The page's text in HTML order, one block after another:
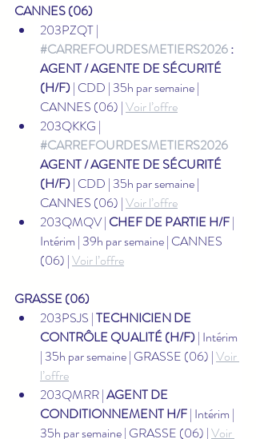
CANNES (06)
203PZQT |
#CARREFOURDESMETIERS2026 :
AGENT / AGENTE DE SÉCURITÉ
(H/F) | CDD | 35h par semaine |
CANNES (06) | Voir l’offre
203QKKG |
#CARREFOURDESMETIERS2026
AGENT / AGENTE DE SÉCURITÉ
(H/F) | CDD | 35h par semaine |
CANNES (06) | Voir l’offre
203QMQV | CHEF DE PARTIE H/F |
Intérim | 39h par semaine | CANNES
(06) | Voir l’offre
GRASSE (06)
203PSJS | TECHNICIEN DE
CONTRÔLE QUALITÉ (H/F) | Intérim
| 35h par semaine | GRASSE (06) | Voir
l’offre
203QMRR | AGENT DE
CONDITIONNEMENT H/F | Intérim |
35h par semaine | GRASSE (06) | Voir